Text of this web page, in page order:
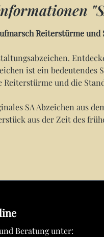
Reiterstürme und
ist ein
Reiterstürme und die
SA Abzeichen aus
aus der Zeit des
Beratung unter: